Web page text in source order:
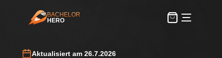
BachelorHero
BACHELOR
HERO
Aktualisiert am 26.7.2026